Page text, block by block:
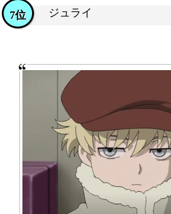
ジュライ
7位